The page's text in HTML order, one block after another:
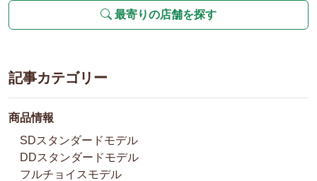
最寄りの店舗を探す
記事カテゴリー
商品情報
SDスタンダードモデル
DDスタンダードモデル
フルチョイスモデル